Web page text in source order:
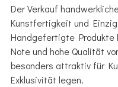
Der Verkauf
Kunstfertigkeit und
Handgefertigte Produkte
Note und hohe Qualität
besonders attraktiv für
Exklusivität legen.